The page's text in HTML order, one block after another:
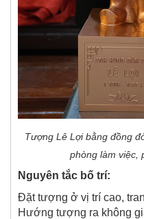
Tượng Lê Lợi bằng đồng
phòng làm việc,
Nguyên tắc bố trí:
Đặt tượng ở vị trí cao,
Hướng tượng ra không